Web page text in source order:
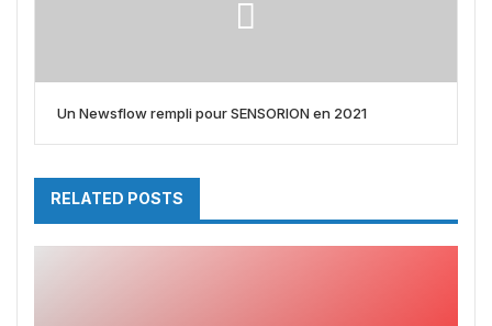
Un Newsflow rempli pour SENSORION en 2021
RELATED POSTS